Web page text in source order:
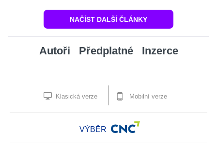
NAČÍST DALŠÍ ČLÁNKY
Autoři Předplatné Inzerce
Klasická verze Mobilní verze
VÝBĚR